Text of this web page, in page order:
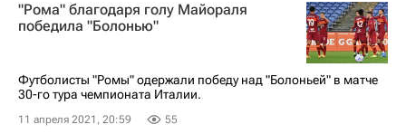
"Рома" благодаря голу Майораля
победила "Болонью"
Футболисты "Ромы" одержали победу над "Болоньей" в матче
30-го тура чемпионата Италии.
11 апреля 2021, 20:59 55